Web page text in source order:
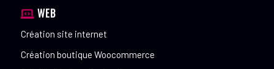
WEB
Création site internet
Création boutique Woocommerce